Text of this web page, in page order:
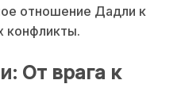
отношение Дадли к
конфликты.
От врага к